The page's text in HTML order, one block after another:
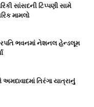
સાંસદની ટિપ્પણી સામે
મામલો
ભવનમાં નેશનલ હેન્ડલૂમ
અમદાવાદમાં તિરંગા યાત્રાનું